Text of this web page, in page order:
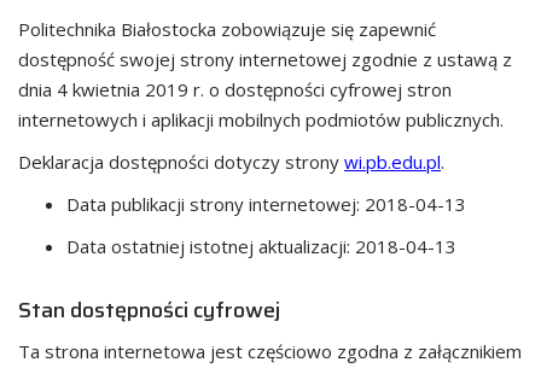
Politechnika Białostocka zobowiązuje się zapewnić
dostępność swojej strony internetowej zgodnie z ustawą z
dnia 4 kwietnia 2019 r. o dostępności cyfrowej stron
internetowych i aplikacji mobilnych podmiotów publicznych.
Deklaracja dostępności dotyczy strony wi.pb.edu.pl.
Data publikacji strony internetowej: 2018-04-13
Data ostatniej istotnej aktualizacji: 2018-04-13
Stan dostępności cyfrowej
Ta strona internetowa jest częściowo zgodna z załącznikiem